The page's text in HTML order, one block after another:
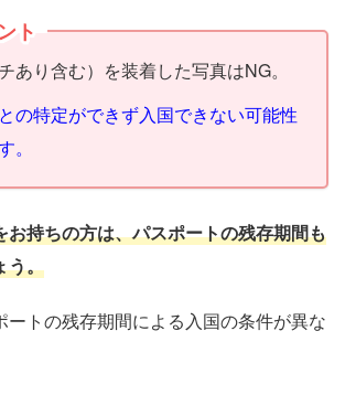
ト
あり含む）を装着した写真はNG。
の特定ができず入国できない可能性
。
お持ちの方は、パスポートの残存期間も
う。
ートの残存期間による入国の条件が異な